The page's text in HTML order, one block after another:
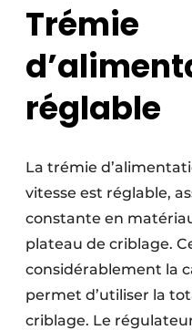
Trémie
réglable
La trémie
vitesse est réglable,
constante en
plateau de criblage.
considérablement la
permet d’utiliser la
criblage. Le